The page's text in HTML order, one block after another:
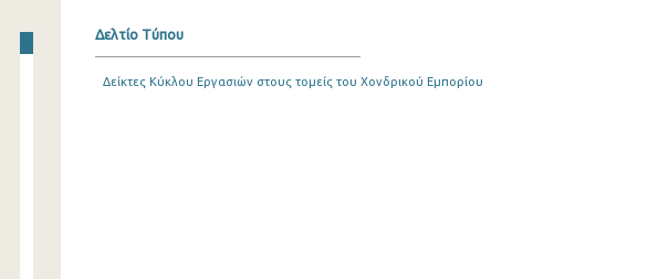
Δελτίο Τύπου
Δείκτες Κύκλου Εργασιών στους τομείς του Χονδρικού Εμπορίου